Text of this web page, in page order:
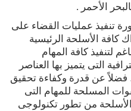
الأحمر .
تنفيذ عمليات القضاء على
كافة الأسلحة الرئيسية
لتنفيذ كافة المهام
التى يتميز بها العناصر
فضلاً عن قدرة وكفاءة تحقيق
المسلحة للمهام التى
الأسلحة من تطور تكنولوجى